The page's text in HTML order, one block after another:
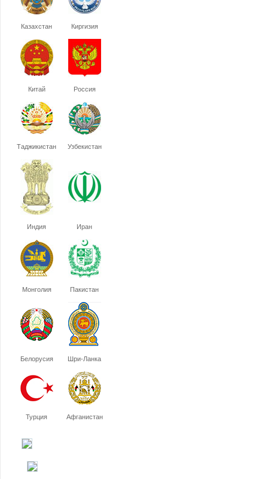
Казахстан Киргизия
Китай Россия
Таджикистан Узбекистан
Индия Иран
Монголия Пакистан
Белорусия Шри-Ланка
Турция Афганистан